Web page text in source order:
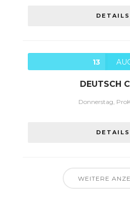
DETAILS
13
DEUTSCH
Donnerstag,
DETAILS
WEITERE